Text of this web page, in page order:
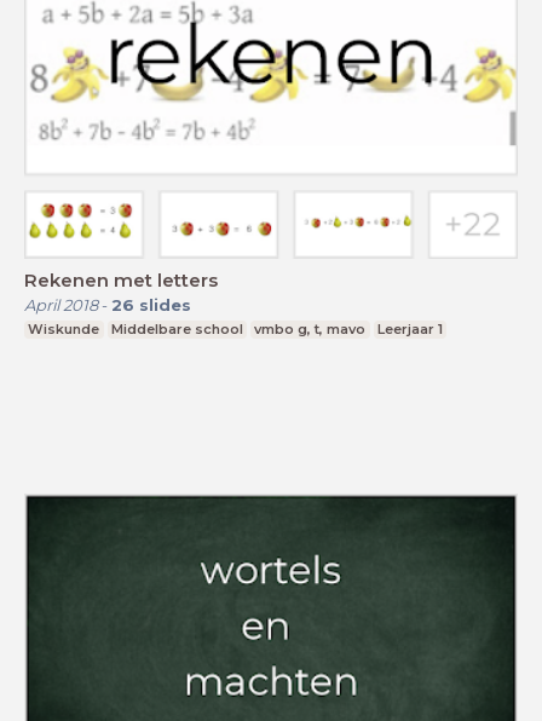
Rekenen met letters
April 2018- 26 slides
Wiskunde Middelbare school vmbo g, t, mavo Leerjaar 1